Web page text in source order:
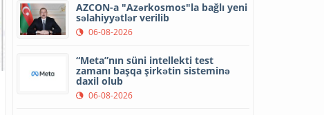
AZCON-a "Azərkosmos"la bağlı yeni
səlahiyyətlər verilib
06-08-2026
“Meta”nın süni intellekti test
zamanı başqa şirkətin sisteminə
daxil olub
06-08-2026